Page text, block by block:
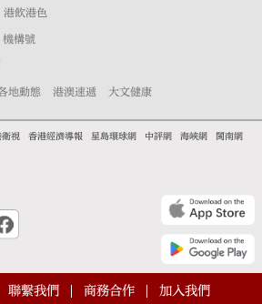
港飲港色
機構號
地動態 港澳速遞 大文健康
衛視 香港經濟導報 星島環球網 中評網 海峽網
閩南網
聯繫我們 商務合作
加入我們